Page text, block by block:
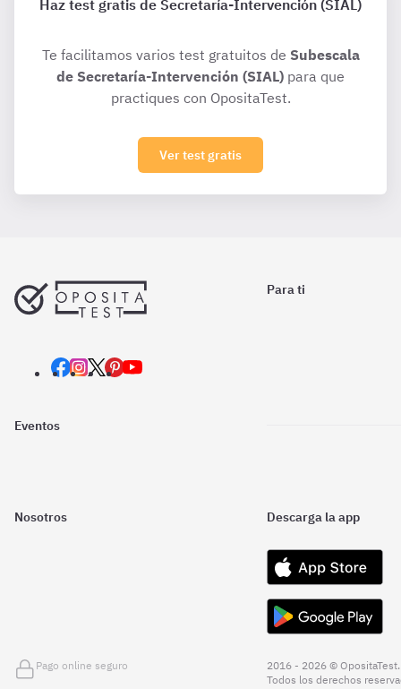
Haz test gratis de Secretaría-Intervención (SIAL)
Te facilitamos varios test gratuitos de Subescala
de Secretaría-Intervención (SIAL) para que
practiques con OpositaTest.
Ver test gratis
Para ti
Eventos
Nosotros Descarga la app
Pago online seguro
2016 - 2026 © OpositaTest.
Todos los derechos